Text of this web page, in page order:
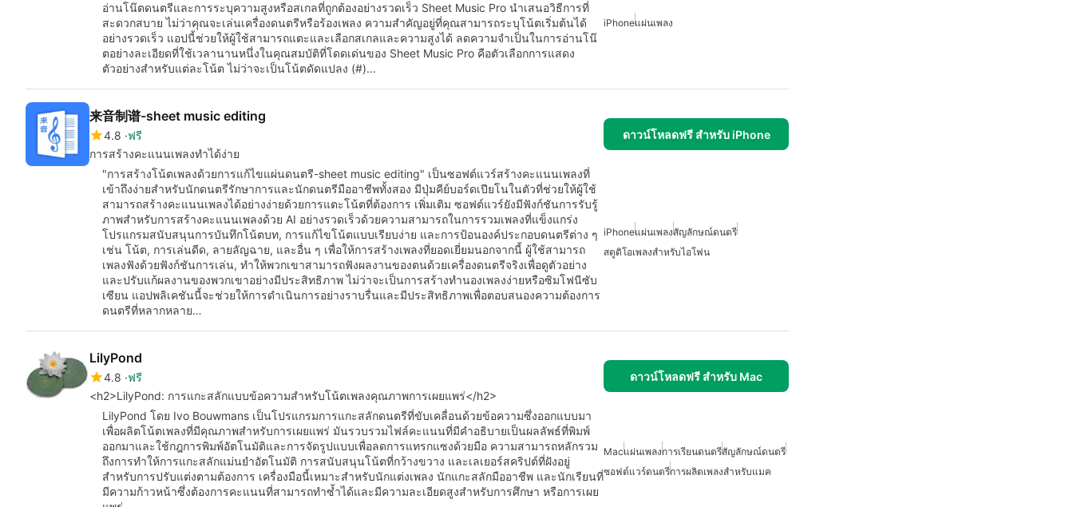
อ่านโน๊ตดนตรีและการระบุความสูงหรือสเกลที่ถูกต้องอย่างรวดเร็ว Sheet Music Pro นำเสนอวิธีการที่
สะดวกสบาย ไม่ว่าคุณจะเล่นเครื่องดนตรีหรือร้องเพลง ความสำคัญอยู่ที่คุณสามารถระบุโน้ตเริ่มต้นได้
อย่างรวดเร็ว แอปนี้ช่วยให้ผู้ใช้สามารถแตะและเลือกสเกลและความสูงได้ ลดความจำเป็นในการอ่านโน๊
ตอย่างละเอียดที่ใช้เวลานานหนึ่งในคุณสมบัติที่โดดเด่นของ Sheet Music Pro คือตัวเลือกการแสดง
ตัวอย่างสำหรับแต่ละโน้ต ไม่ว่าจะเป็นโน้ตดัดแปลง (#)…
iPhoneแผ่นเพลง
来音制谱-sheet music editing
4.8 ฟรี
การสร้างคะแนนเพลงทำได้ง่าย
ดาวน์โหลดฟรี สำหรับ iPhone
"การสร้างโน้ตเพลงด้วยการแก้ไขแผ่นดนตรี-sheet music editing" เป็นซอฟต์แวร์สร้างคะแนนเพลงที่
เข้าถึงง่ายสำหรับนักดนตรีรักษาการและนักดนตรีมืออาชีพทั้งสอง มีปุ่มคีย์บอร์ดเปียโนในตัวที่ช่วยให้ผู้ใช้
สามารถสร้างคะแนนเพลงได้อย่างง่ายด้วยการแตะโน้ตที่ต้องการ เพิ่มเติม ซอฟต์แวร์ยังมีฟังก์ชันการรับรู้
ภาพสำหรับการสร้างคะแนนเพลงด้วย AI อย่างรวดเร็วด้วยความสามารถในการรวมเพลงที่แข็งแกร่ง
โปรแกรมสนับสนุนการบันทึกโน้ตบท, การแก้ไขโน้ตแบบเรียบง่าย และการป้อนองค์ประกอบดนตรีต่าง ๆ
เช่น โน้ต, การเล่นดีด, ลายลัญฉาย, และอื่น ๆ เพื่อให้การสร้างเพลงที่ยอดเยี่ยมนอกจากนี้ ผู้ใช้สามารถ
เพลงฟังด้วยฟังก์ชันการเล่น, ทำให้พวกเขาสามารถฟังผลงานของตนด้วยเครื่องดนตรีจริงเพื่อดูตัวอย่าง
และปรับแก้ผลงานของพวกเขาอย่างมีประสิทธิภาพ ไม่ว่าจะเป็นการสร้างทำนองเพลงง่ายหรือซิมโฟนีซับ
เซียน แอปพลิเคชันนี้จะช่วยให้การดำเนินการอย่างราบรื่นและมีประสิทธิภาพเพื่อตอบสนองความต้องการ
ดนตรีที่หลากหลาย…
iPhoneแผ่นเพลงสัญลักษณ์ดนตรี
สตูดิโอเพลงสำหรับไอโฟน
LilyPond
4.8 ฟรี
<h2>LilyPond: การแกะสลักแบบข้อความสำหรับโน้ตเพลงคุณภาพการเผยแพร่</h2>
ดาวน์โหลดฟรี สำหรับ Mac
LilyPond โดย Ivo Bouwmans เป็นโปรแกรมการแกะสลักดนตรีที่ขับเคลื่อนด้วยข้อความซึ่งออกแบบมา
เพื่อผลิตโน้ตเพลงที่มีคุณภาพสำหรับการเผยแพร่ มันรวบรวมไฟล์คะแนนที่มีคำอธิบายเป็นผลลัพธ์ที่พิมพ์
ออกมาและใช้กฎการพิมพ์อัตโนมัติและการจัดรูปแบบเพื่อลดการแทรกแซงด้วยมือ ความสามารถหลักรวม
ถึงการทำให้การแกะสลักแม่นยำอัตโนมัติ การสนับสนุนโน้ตที่กว้างขวาง และเลเยอร์สคริปต์ที่ฝังอยู่
สำหรับการปรับแต่งตามต้องการ เครื่องมือนี้เหมาะสำหรับนักแต่งเพลง นักแกะสลักมืออาชีพ และนักเรียนที่
มีความก้าวหน้าซึ่งต้องการคะแนนที่สามารถทำซ้ำได้และมีความละเอียดสูงสำหรับการศึกษา หรือการเผย
Macแผ่นเพลงการเรียนดนตรีสัญลักษณ์ดนตรี
ซอฟต์แวร์ดนตรีการผลิตเพลงสำหรับแมค